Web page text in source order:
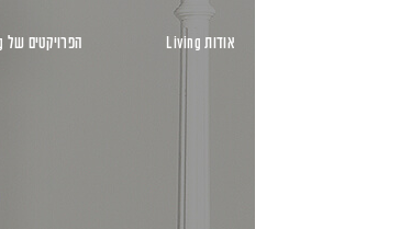
אודות Living הפרויקטים של Living